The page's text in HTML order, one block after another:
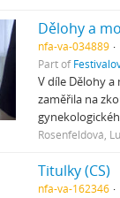
Dělohy a
nfa-va-034889
Part of
V díle Dělohy
zaměřila na
Rosenfeldová,
Titulky (CS)
nfa-va-162346